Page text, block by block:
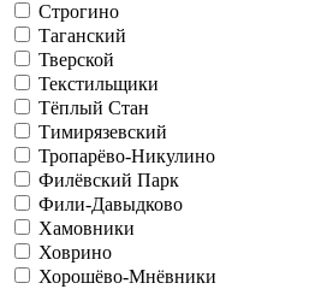
Строгино
Таганский
Тверской
Текстильщики
Тёплый Стан
Тимирязевский
Тропарёво-Никулино
Филёвский Парк
Фили-Давыдково
Хамовники
Ховрино
Хорошёво-Мнёвники